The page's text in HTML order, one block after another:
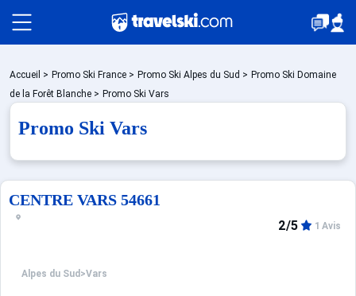
Packages
Stations
Accueil > Promo Ski France > Promo Ski Alpes du Sud > Promo Ski Domaine
de la Forêt Blanche > Promo Ski Vars
Promo Ski Vars
CENTRE VARS 54661
Alpes du Sud >Vars
2/5 1 Avis